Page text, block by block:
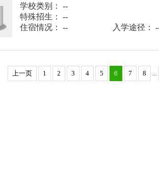
学校类别： --
特殊招生： --
住宿情况： --
入学途径：
上一页 1 2 3 4 5 6 7 8 ...